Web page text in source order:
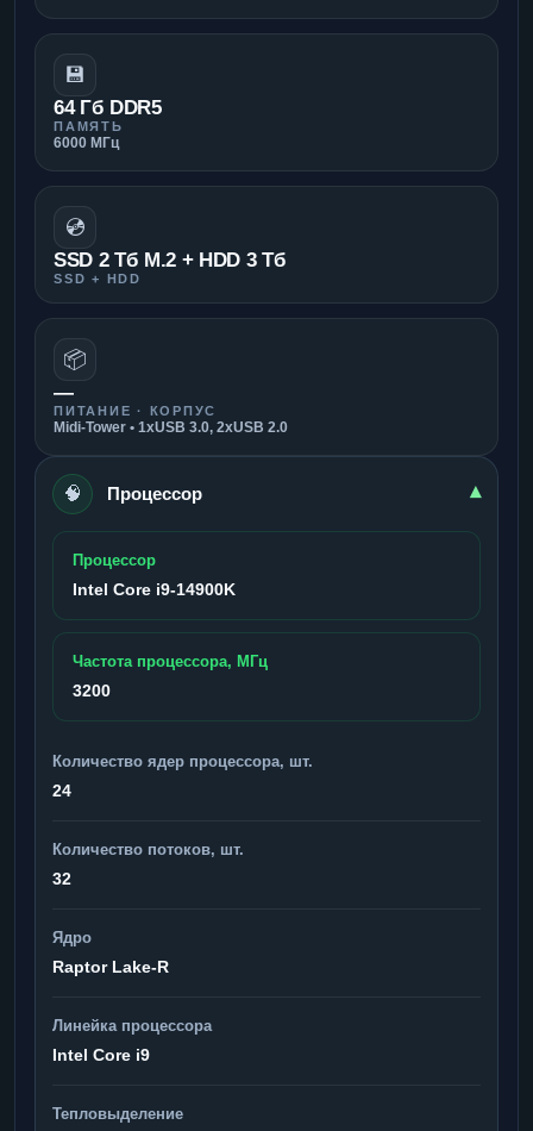
💾
64 Гб DDR5
ПАМЯТЬ
6000 МГц
💿
SSD 2 Тб M.2 + HDD 3 Тб
SSD + HDD
📦
—
ПИТАНИЕ · КОРПУС
Midi-Tower • 1xUSB 3.0, 2xUSB 2.0
🧠 Процессор ▾
Процессор
Intel Core i9-14900K
Частота процессора, МГц
3200
Количество ядер процессора, шт.
24
Количество потоков, шт.
32
Ядро
Raptor Lake-R
Линейка процессора
Intel Core i9
Тепловыделение